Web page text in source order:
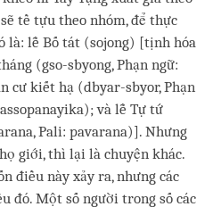
tề tựu theo nhóm, để thực
là: lễ Bố tát (sojong) [tịnh hóa
(gso-sbyong, Phạn ngữ:
cư kiết hạ (dbyar-sbyor, Phạn
và lễ Tự tứ
Pali: pavarana)]. Nhưng
giới, thì lại là chuyện khác.
điều này xảy ra, nhưng các
đó. Một số người trong số các